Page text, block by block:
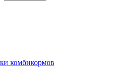
комбикормов